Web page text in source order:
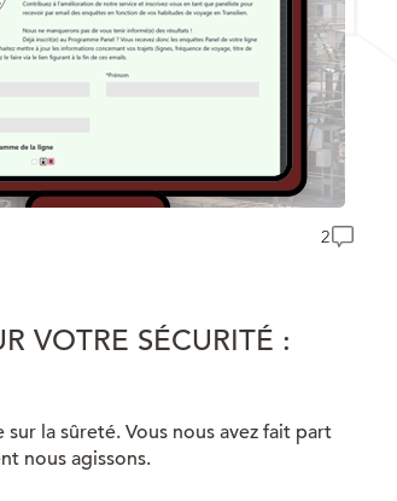
2
VOTRE SÉCURITÉ :
la sûreté. Vous nous avez fait part
nous agissons.